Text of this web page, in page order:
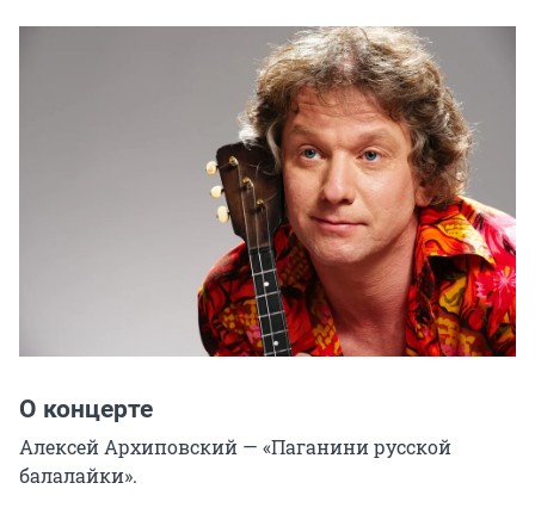
О концерте
Алексей Архиповский — «Паганини русской
балалайки».